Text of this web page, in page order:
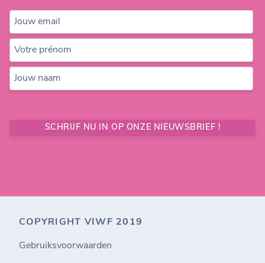
Jouw email
Votre prénom
Jouw naam
SCHRIJF NU IN OP ONZE NIEUWSBRIEF !
COPYRIGHT VIWF 2019
Gebruiksvoorwaarden